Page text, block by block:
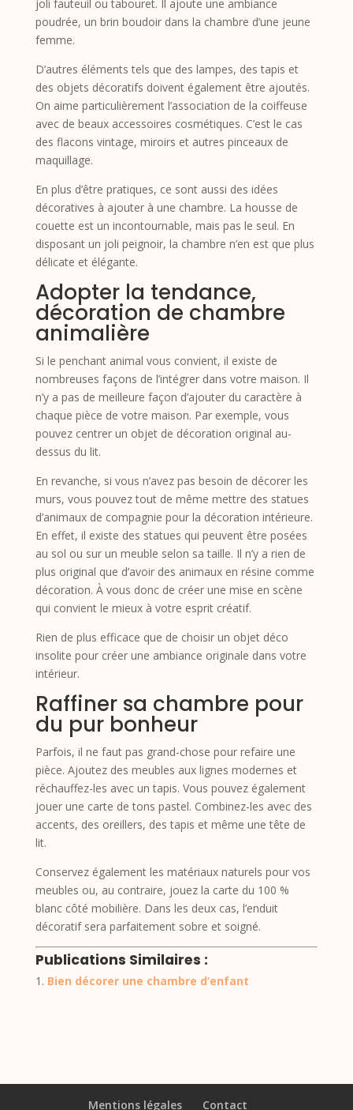
joli fauteuil ou tabouret. Il ajoute une ambiance
poudrée, un brin boudoir dans la chambre d’une jeune
femme.
D’autres éléments tels que des lampes, des tapis et
des objets décoratifs doivent également être ajoutés.
On aime particulièrement l’association de la coiffeuse
avec de beaux accessoires cosmétiques. C’est le cas
des flacons vintage, miroirs et autres pinceaux de
maquillage.
En plus d’être pratiques, ce sont aussi des idées
décoratives à ajouter à une chambre. La housse de
couette est un incontournable, mais pas le seul. En
disposant un joli peignoir, la chambre n’en est que plus
délicate et élégante.
Adopter la tendance,
décoration de chambre
animalière
Si le penchant animal vous convient, il existe de
nombreuses façons de l’intégrer dans votre maison. Il
n’y a pas de meilleure façon d’ajouter du caractère à
chaque pièce de votre maison. Par exemple, vous
pouvez centrer un objet de décoration original au-
dessus du lit.
En revanche, si vous n’avez pas besoin de décorer les
murs, vous pouvez tout de même mettre des statues
d’animaux de compagnie pour la décoration intérieure.
En effet, il existe des statues qui peuvent être posées
au sol ou sur un meuble selon sa taille. Il n’y a rien de
plus original que d’avoir des animaux en résine comme
décoration. À vous donc de créer une mise en scène
qui convient le mieux à votre esprit créatif.
Rien de plus efficace que de choisir un objet déco
insolite pour créer une ambiance originale dans votre
intérieur.
Raffiner sa chambre pour
du pur bonheur
Parfois, il ne faut pas grand-chose pour refaire une
pièce. Ajoutez des meubles aux lignes modernes et
réchauffez-les avec un tapis. Vous pouvez également
jouer une carte de tons pastel. Combinez-les avec des
accents, des oreillers, des tapis et même une tête de
lit.
Conservez également les matériaux naturels pour vos
meubles ou, au contraire, jouez la carte du 100 %
blanc côté mobilière. Dans les deux cas, l’enduit
décoratif sera parfaitement sobre et soigné.
Publications Similaires :
Bien décorer une chambre d’enfant
Mentions légales Contact